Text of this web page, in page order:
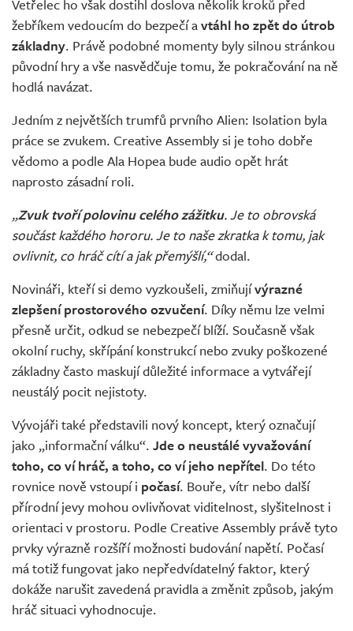
Vetřelec ho však dostihl doslova několik kroků před
žebříkem vedoucím do bezpečí avtáhl ho zpět do útrob
základny. Právě podobné momenty byly silnou stránkou
původní hry a vše nasvědčuje tomu, že pokračování na ně
hodlá navázat.
Jedním z největších trumfů prvního Alien: Isolation byla
práce se zvukem. Creative Assembly si je toho dobře
vědomo a podle Ala Hopea bude audio opět hrát
naprosto zásadní roli.
„Zvuk tvoří polovinu celého zážitku. Je to obrovská
součást každého hororu. Je to naše zkratka k tomu, jak
ovlivnit, co hráč cítí a jak přemýšlí,“dodal.
Novináři, kteří si demo vyzkoušeli, zmiňujívýrazné
zlepšení prostorového ozvučení. Díky němu lze velmi
přesně určit, odkud se nebezpečí blíží. Současně však
okolní ruchy, skřípání konstrukcí nebo zvuky poškozené
základny často maskují důležité informace a vytvářejí
neustálý pocit nejistoty.
Vývojáři také představili nový koncept, který označují
jako „informační válku“. Jde o neustálé vyvažování
toho, co ví hráč, a toho, co ví jeho nepřítel. Do této
rovnice nově vstoupí i počasí. Bouře, vítr nebo další
přírodní jevy mohou ovlivňovat viditelnost, slyšitelnost i
orientaci v prostoru. Podle Creative Assembly právě tyto
prvky výrazně rozšíří možnosti budování napětí. Počasí
má totiž fungovat jako nepředvídatelný faktor, který
dokáže narušit zavedená pravidla a změnit způsob, jakým
hráč situaci vyhodnocuje.